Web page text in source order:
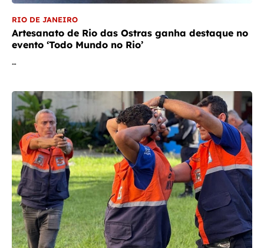
RIO DE JANEIRO
Artesanato de Rio das Ostras ganha destaque no
evento ‘Todo Mundo no Rio’
…